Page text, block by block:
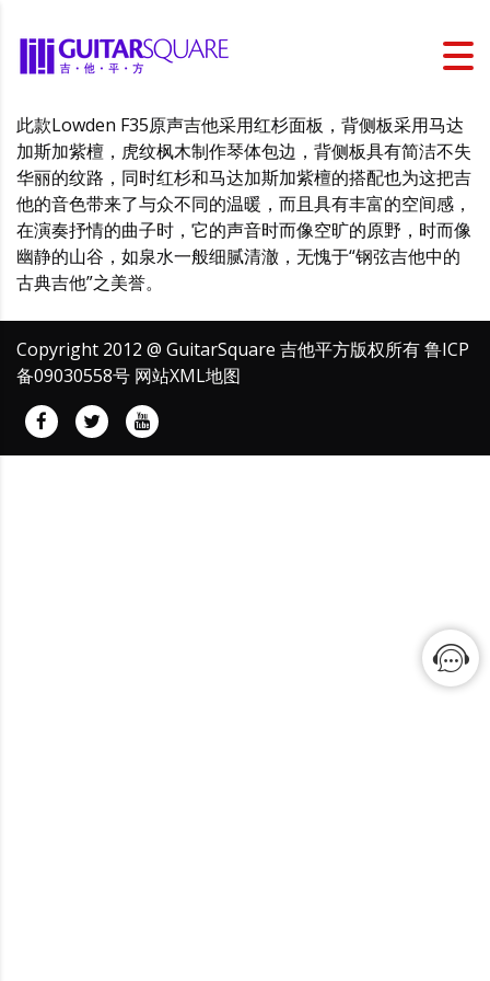
此款Lowden F35原声吉他采用红杉面板，背侧板采用马达
加斯加紫檀，虎纹枫木制作琴体包边，背侧板具有简洁不失
华丽的纹路，同时红杉和马达加斯加紫檀的搭配也为这把吉
他的音色带来了与众不同的温暖，而且具有丰富的空间感，
在演奏抒情的曲子时，它的声音时而像空旷的原野，时而像
幽静的山谷，如泉水一般细腻清澈，无愧于“钢弦吉他中的
古典吉他”之美誉。
Copyright 2012 @ GuitarSquare 吉他平方版权所有鲁ICP
备09030558号 网站XML地图